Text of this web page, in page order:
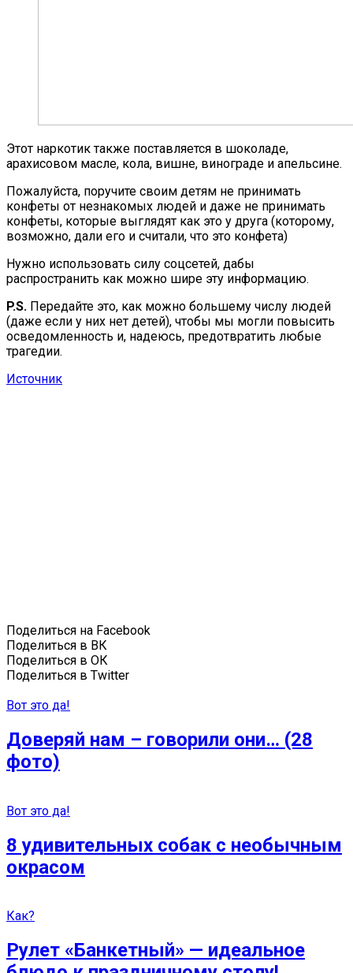
Этот наркотик также поставляется в шоколаде,
арахисовом масле, кола, вишне, винограде и апельсине.
Пожалуйста, поручите своим детям не принимать
конфеты от незнакомых людей и даже не принимать
конфеты, которые выглядят как это у друга (которому,
возможно, дали его и считали, что это конфета)
Нужно использовать силу соцсетей, дабы
распространить как можно шире эту информацию.
P.S. Передайте это, как можно большему числу людей
(даже если у них нет детей), чтобы мы могли повысить
осведомленность и, надеюсь, предотвратить любые
трагедии.
Источник
Поделиться на Facebook
Поделиться в ВК
Поделиться в ОК
Поделиться в Twitter
Вот это да!
Доверяй нам – говорили они… (28
фото)
Вот это да!
8 удивительных собак с необычным
окрасом
Как?
Рулет «Банкетный» — идеальное